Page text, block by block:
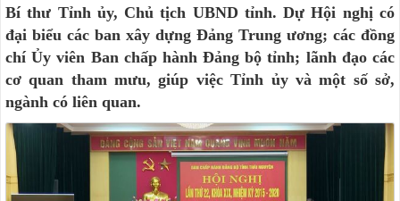
Bí thư Tỉnh ủy, Chủ tịch UBND tỉnh. Dự Hội nghị có
đại biểu các ban xây dựng Đảng Trung ương; các đồng
chí Ủy viên Ban chấp hành Đảng bộ tỉnh; lãnh đạo các
cơ quan tham mưu, giúp việc Tỉnh ủy và một số sở,
ngành có liên quan.